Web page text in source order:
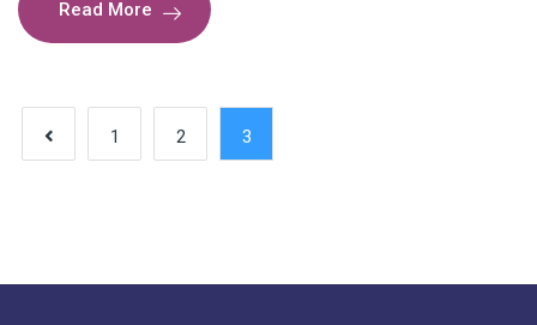
Read More
1 2 3